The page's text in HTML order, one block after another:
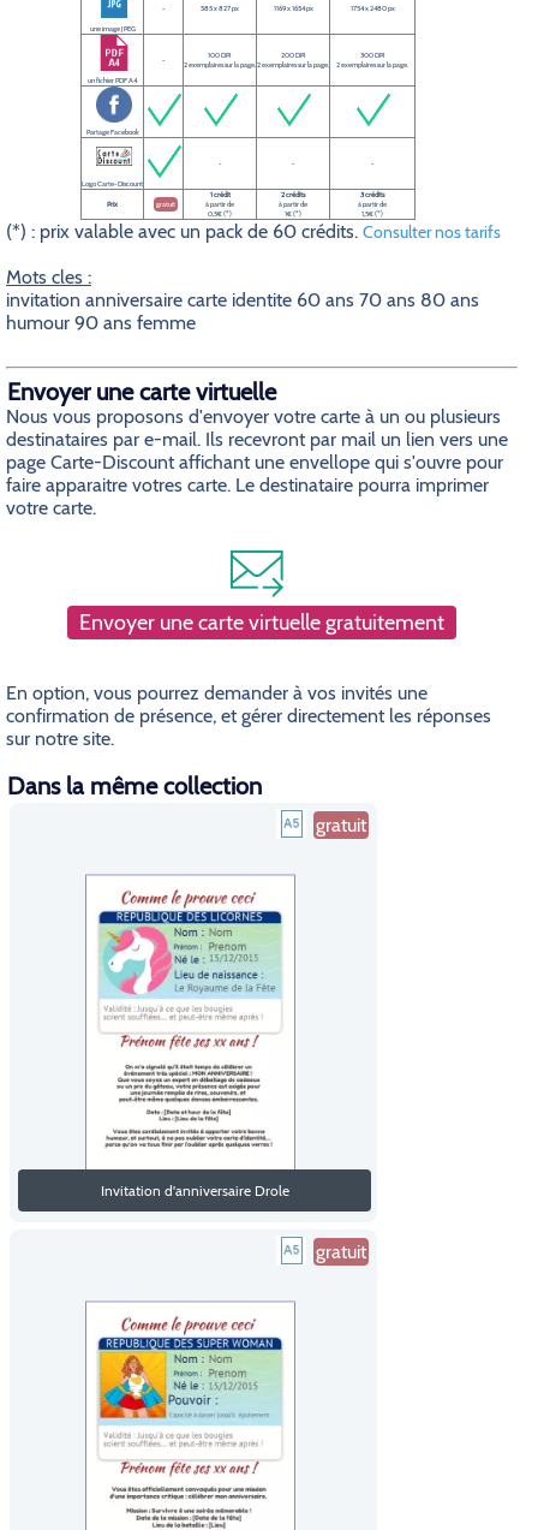
une image JPEG
- 585 x 827 px 1169 x 1654 px 1754 x 2480 px
un fichier PDF A4
-
100 DPI
2 exemplaires sur la page.
200 DPI
2 exemplaires sur la page.
300 DPI
2 exemplaires sur la page.
Partage Facebook
Logo Carte-Discount
- - -
Prix gratuit
1 crédit
à partir de
0,5€ (*)
2 crédits
à partir de
1€ (*)
3 crédits
à partir de
1,5€ (*)
(*) : prix valable avec un pack de 60 crédits. Consulter nos tarifs
Mots cles :
invitation anniversaire carte identite 60 ans 70 ans 80 ans
humour 90 ans femme
Envoyer une carte virtuelle
Nous vous proposons d'envoyer votre carte à un ou plusieurs
destinataires par e-mail. Ils recevront par mail un lien vers une
page Carte-Discount affichant une envellope qui s'ouvre pour
faire apparaitre votres carte. Le destinataire pourra imprimer
votre carte.
Envoyer une carte virtuelle gratuitement
En option, vous pourrez demander à vos invités une
confirmation de présence, et gérer directement les réponses
sur notre site.
Dans la même collection
gratuit
Invitation d'anniversaire Drole
gratuit